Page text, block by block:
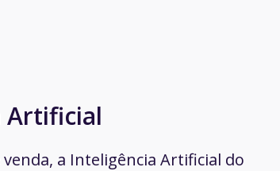
Artificial
a Inteligência Artificial do